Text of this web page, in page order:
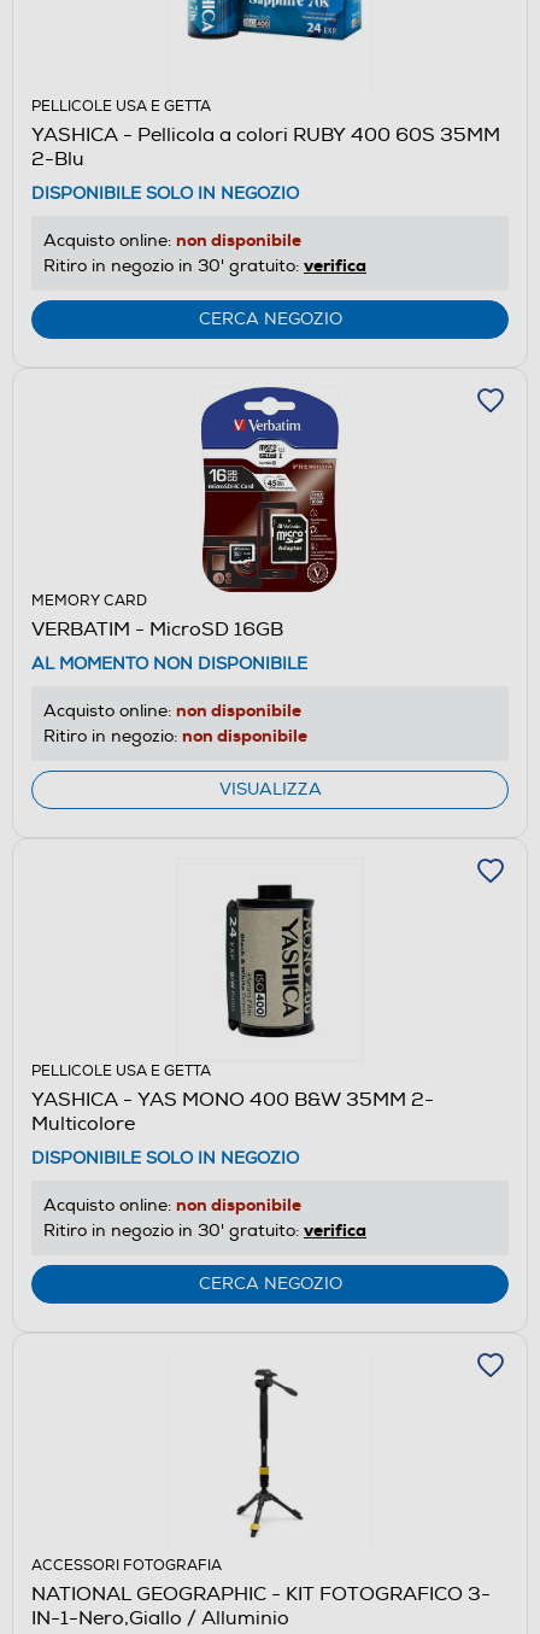
PELLICOLE USA E GETTA
YASHICA - Pellicola a colori RUBY 400 60S 35MM
2-Blu
DISPONIBILE SOLO IN NEGOZIO
Acquisto online: non disponibile
Ritiro in negozio in 30' gratuito: verifica
CERCA NEGOZIO
MEMORY CARD
VERBATIM - MicroSD 16GB
AL MOMENTO NON DISPONIBILE
Acquisto online: non disponibile
Ritiro in negozio: non disponibile
VISUALIZZA
PELLICOLE USA E GETTA
YASHICA - YAS MONO 400 B&W 35MM 2-
Multicolore
DISPONIBILE SOLO IN NEGOZIO
Acquisto online: non disponibile
Ritiro in negozio in 30' gratuito: verifica
CERCA NEGOZIO
ACCESSORI FOTOGRAFIA
NATIONAL GEOGRAPHIC - KIT FOTOGRAFICO 3-
IN-1-Nero,Giallo / Alluminio